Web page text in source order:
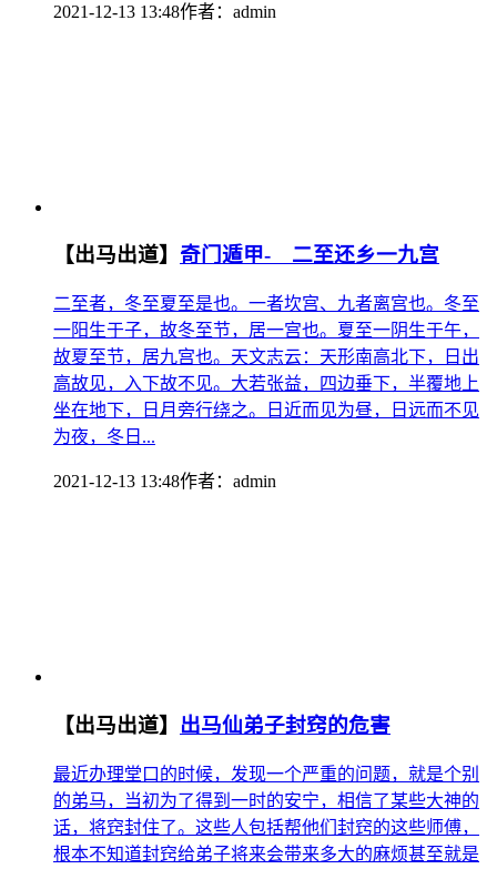
2021-12-13 13:48作者： admin
【出马出道】 奇门遁甲- 二至还乡一九宫
二至者，冬至夏至是也。一者坎宫、九者离宫也。冬至
一阳生于子，故冬至节，居一宫也。夏至一阴生于午，
故夏至节，居九宫也。天文志云：天形南高北下，日出
高故见，入下故不见。大若张益，四边垂下，半覆地上
坐在地下，日月旁行绕之。日近而见为昼，日远而不见
为夜，冬日...
2021-12-13 13:48作者： admin
【出马出道】 出马仙弟子封窍的危害
最近办理堂口的时候，发现一个严重的问题，就是个别
的弟马，当初为了得到一时的安宁，相信了某些大神的
话，将窍封住了。这些人包括帮他们封窍的这些师傅，
根本不知道封窍给弟子将来会带来多大的麻烦甚至就是